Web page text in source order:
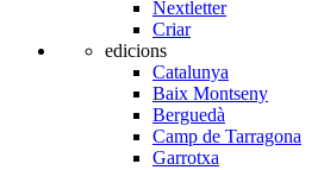
Nextletter
Criar
edicions
Catalunya
Baix Montseny
Berguedà
Camp de Tarragona
Garrotxa